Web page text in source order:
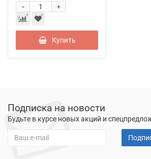
+
-
Купить
Подписка на новости
Будьте в курсе новых акций и